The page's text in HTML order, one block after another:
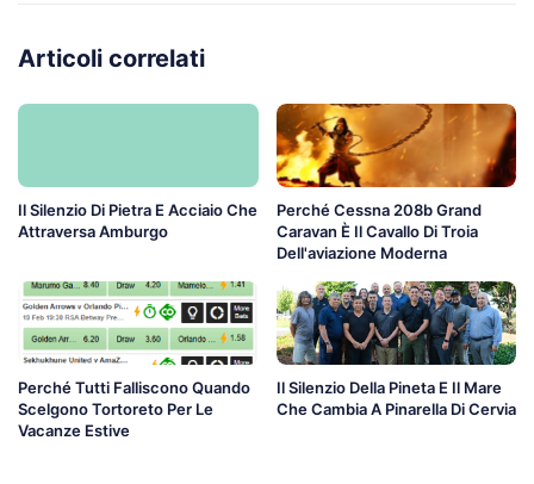
Articoli correlati
Il Silenzio Di Pietra E Acciaio Che
Attraversa Amburgo
Perché Cessna 208b Grand
Caravan È Il Cavallo Di Troia
Dell'aviazione Moderna
Perché Tutti Falliscono Quando
Scelgono Tortoreto Per Le
Vacanze Estive
Il Silenzio Della Pineta E Il Mare
Che Cambia A Pinarella Di Cervia